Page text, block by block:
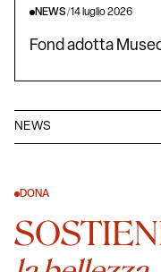
NEWS
NEWS/14 luglio 2026
Fond adotta
DONA